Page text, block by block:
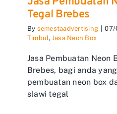
Tegal Brebes
By semestaadvertising 07/
Timbul, Jasa Neon Box
Jasa Pembuatan Neon
Brebes, bagi anda
pembuatan neon box
slawi tegal